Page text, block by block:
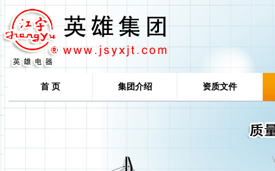
首 页 集团介绍 资质文件